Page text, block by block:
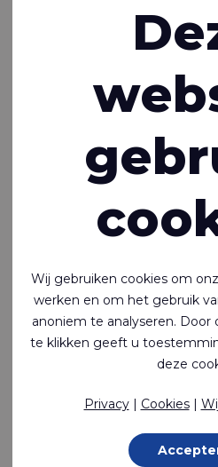
Persoonlijke
Wij gebruiken cookies om
werken en om het gebruik
anoniem te analyseren. Door
te klikken geeft u
deze
Privacy| Cookies|